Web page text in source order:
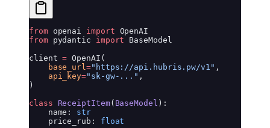
from openai import OpenAI
from pydantic import BaseModel
client = OpenAI(
    base_url
="https://api.hubris.pw/v1" ,
    api_key
="sk-gw-..." ,
)
class ReceiptItem( BaseModel ):
    name:
str
    price_rub:
float